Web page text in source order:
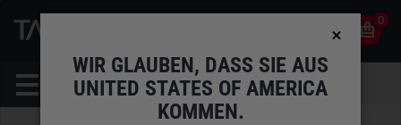
0
WIR GLAUBEN, DASS SIE AUS
UNITED STATES OF AMERICA
KOMMEN.